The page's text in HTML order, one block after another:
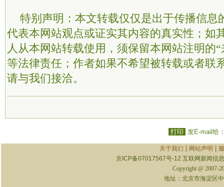
特别声明：本文转载仅仅是出于传播信息
代表本网站观点或证实其内容的真实性；如
人从本网站转载使用，须保留本网站注明的
等法律责任；作者如果不希望被转载或者联
请与我们接洽。
打印 发E-mail给
关于我们 网站声明
京ICP备07017567号-12 互联网新闻信
Copyright @ 2007-
地址：北京市海淀区